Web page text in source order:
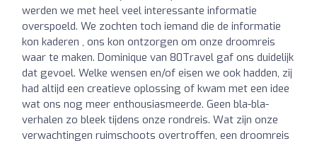
werden we met heel veel interessante informatie
overspoeld. We zochten toch iemand die de informatie
kon kaderen , ons kon ontzorgen om onze droomreis
waar te maken. Dominique van 80Travel gaf ons duidelijk
dat gevoel. Welke wensen en/of eisen we ook hadden, zij
had altijd een creatieve oplossing of kwam met een idee
wat ons nog meer enthousiasmeerde. Geen bla-bla-
verhalen zo bleek tijdens onze rondreis. Wat zijn onze
verwachtingen ruimschoots overtroffen, een droomreis